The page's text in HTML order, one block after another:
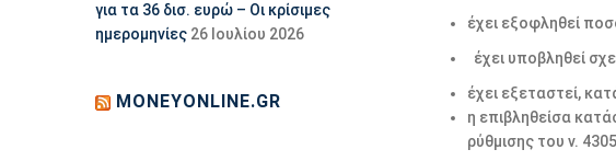
έχει εξοφληθεί
έχει υποβληθεί
έχει εξεταστεί,
η επιβληθείσα
ρύθμισης του ν.
για τα 36 δισ. ευρώ – Οι κρίσιμες
ημερομηνίες 26 Ιουλίου 2026
MONEYONLINE.GR